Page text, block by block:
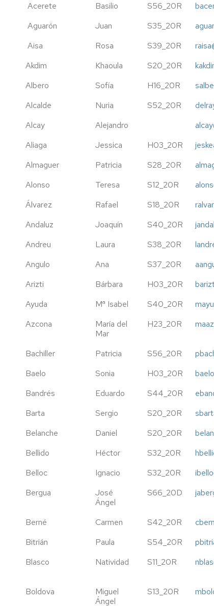
PERSONAL
ASESOR
MEMORIA
-
ESTRATÉGICOS
ESTRATÉGICO
2026-
ESTRATÉGICO
I+D+i
2021-
2025
ANUALES
2025
MEMORIA
2024
MEMORIA
2023
IEDIS
III
IEDIS
IV
IEDIS
V
IEDIS
OTROS
2025
SEHO
AND
SPACES
FILM
19H
INTERNATIONAL
CONFERENCE
ON
CONTEMPORARY
NARRATIVES
ENGLISH
INTERNATIONAL
ON
OF
AND
POLICIES
FORO
SOCIAL
&
COGNITION
IN
GROUP
DECISION
AND
2026
INTERGEDI
INTERNATIONAL
SEING
2026
III
ENCUENTRO
TRABAJO
NORDIC-
IBERIAN
WORKSHOP
BUSINESS
ANNUAL
OF
SPANISH
OF
AND
ECONOMICS
III
CONGRESO
INTERNACIONAL
NUEVOS
RETOS
DERECHO
SOCIETARIO
LAB
Acerete
Basilio S56_20R
Aguarón
Juan S35_20R
Aisa
Rosa S39_20R
Akdim
Khaoula S20_20R
Albero
Sofía H16_20R
Alcalde
Nuria S52_20R
Alcay
Alejandro
Aliaga
Jessica H03_20R
Almaguer
Patricia S28_20R
Alonso
Teresa S12_20R
Álvarez
Rafael S18_20R
Andaluz
Joaquín S40_20R
Andreu
Laura S38_20R
Angulo
Ana S37_20R
Arizti
Bárbara H03_20R
Ayuda
Mª Isabel S40_20R
Azcona
María del
Mar
H23_20R
Bachiller Patricia S56_20R
Baelo
Sonia H03_20R
Bandrés
Eduardo S44_20R
Barta
Sergio S20_20R
Belanche
Daniel S20_20R
Bellido
Héctor S32_20R
Belloc
Ignacio S32_20R
Bergua
José
Ángel
S66_20D
Berné Carmen S42_20R
Bitrián
Paula S54_20R
Blasco
Natividad S11_20R
Boldova
Miguel
Ángel
S13_20R